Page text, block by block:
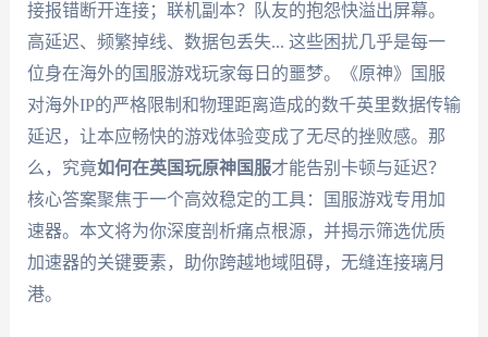
接报错断开连接；联机副本？队友的抱怨快溢出屏幕。
高延迟、频繁掉线、数据包丢失... 这些困扰几乎是每一
位身在海外的国服游戏玩家每日的噩梦。《原神》国服
对海外IP的严格限制和物理距离造成的数千英里数据传输
延迟，让本应畅快的游戏体验变成了无尽的挫败感。那
么，究竟如何在英国玩原神国服才能告别卡顿与延迟？
核心答案聚焦于一个高效稳定的工具：国服游戏专用加
速器。本文将为你深度剖析痛点根源，并揭示筛选优质
加速器的关键要素，助你跨越地域阻碍，无缝连接璃月
港。